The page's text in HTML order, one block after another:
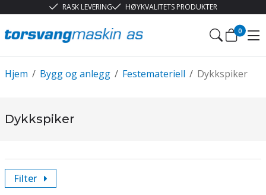
RASK LEVERING HØYKVALITETS PRODUKTER
0
/
Hjem /
Bygg og anlegg /
Festemateriell Dykkspiker
Dykkspiker
Filter